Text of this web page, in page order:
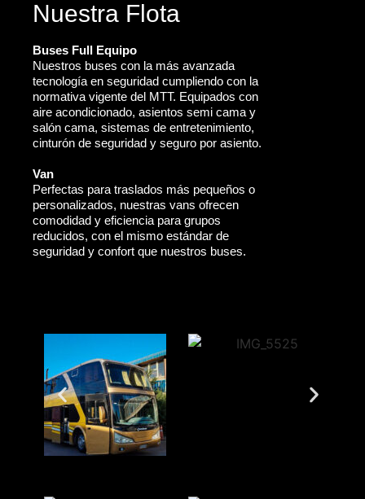
Nuestra Flota
Buses Full Equipo
Nuestros buses con la más avanzada
tecnología en seguridad cumpliendo con la
normativa vigente del MTT. Equipados con
aire acondicionado, asientos semi cama y
salón cama, sistemas de entretenimiento,
cinturón de seguridad y seguro por asiento.
Van
Perfectas para traslados más pequeños o
personalizados, nuestras vans ofrecen
comodidad y eficiencia para grupos
reducidos, con el mismo estándar de
seguridad y confort que nuestros buses.